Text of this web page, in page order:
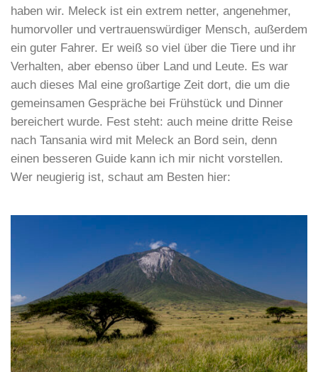
haben wir. Meleck ist ein extrem netter, angenehmer,
humorvoller und vertrauenswürdiger Mensch, außerdem
ein guter Fahrer. Er weiß so viel über die Tiere und ihr
Verhalten, aber ebenso über Land und Leute. Es war
auch dieses Mal eine großartige Zeit dort, die um die
gemeinsamen Gespräche bei Frühstück und Dinner
bereichert wurde. Fest steht: auch meine dritte Reise
nach Tansania wird mit Meleck an Bord sein, denn
einen besseren Guide kann ich mir nicht vorstellen.
Wer neugierig ist, schaut am Besten hier: